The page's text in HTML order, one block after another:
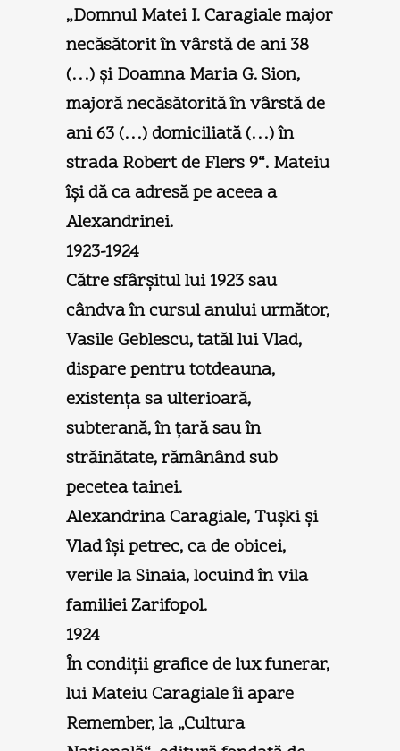
„Domnul Matei I. Caragiale major
necăsătorit în vârstă de ani 38
(…) şi Doamna Maria G. Sion,
majoră necăsătorită în vârstă de
ani 63 (…) domiciliată (…) în
strada Robert de Flers 9“. Mateiu
îşi dă ca adresă pe aceea a
Alexandrinei.
1923-1924
Către sfârşitul lui 1923 sau
cândva în cursul anului următor,
Vasile Geblescu, tatăl lui Vlad,
dispare pentru totdeauna,
existenţa sa ulterioară,
subterană, în ţară sau în
străinătate, rămânând sub
pecetea tainei.
Alexandrina Caragiale, Tuşki şi
Vlad îşi petrec, ca de obicei,
verile la Sinaia, locuind în vila
familiei Zarifopol.
1924
În condiţii grafice de lux funerar,
lui Mateiu Caragiale îi apare
Remember, la „Cultura